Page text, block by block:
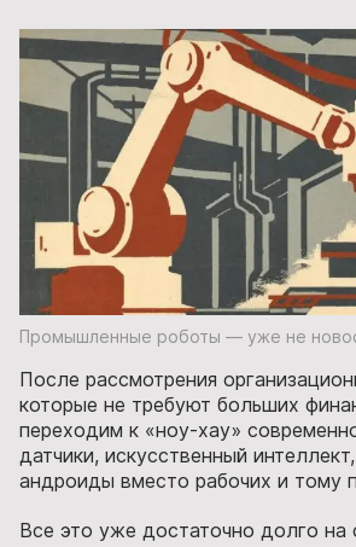
Промышленные роботы — уже не
После рассмотрения
которые не требуют больших
переходим к «ноу-хау»
датчики, искусственный
андроиды вместо рабочих и тому
Все это уже достаточно долго на